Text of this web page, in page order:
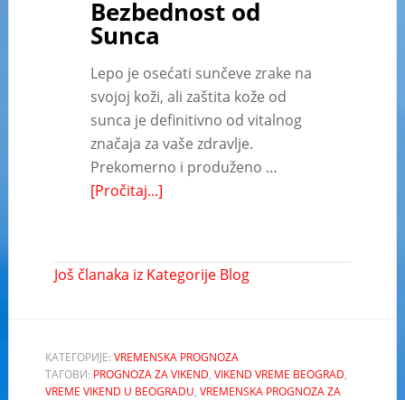
Bezbednost od
Sunca
Lepo je osećati sunčeve zrake na
svojoj koži, ali zaštita kože od
sunca je definitivno od vitalnog
značaja za vaše zdravlje.
Prekomerno i produženo …
[Pročitaj...]
Još članaka iz Kategorije Blog
КАТЕГОРИЈЕ: VREMENSKA PROGNOZA
ТАГОВИ: PROGNOZA ZA VIKEND, VIKEND VREME BEOGRAD,
VREME VIKEND U BEOGRADU, VREMENSKA PROGNOZA ZA